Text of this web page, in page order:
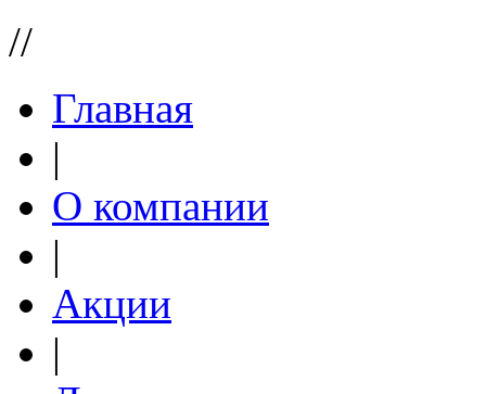
//
Главная
|
О компании
|
Акции
|